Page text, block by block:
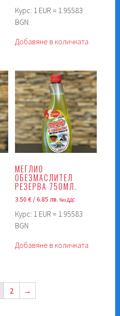
Курс: 1 EUR = 1.95583
BGN
Добавяне в количката
МЕГЛИО
ОБЕЗМАСЛИТЕЛ
РЕЗЕРВА 750МЛ.
3.50€/ 6.85 лв.без ДДС
Курс: 1 EUR = 1.95583
BGN
Добавяне в количката
2 →